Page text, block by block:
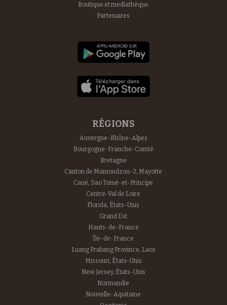
Boutique et mediathèque
Partenaires
RÉGIONS
Auvergne-Rhône-Alpes
Bourgogne-Franche-Comté
Bretagne
Canton de Mamoudzou-2, Mayotte
Caué, Sao Tomé-et-Principe
Centre-Val de Loire
Florida, États-Unis
Grand Est
Hauts-de-France
Île-de-France
Luang Prabang Province, Laos
Missouri, États-Unis
New Jersey, États-Unis
Normandie
Nouvelle-Aquitaine